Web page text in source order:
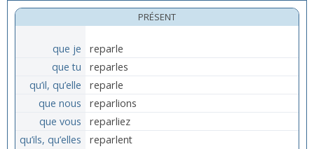
PRÉSENT
que je
reparle
que tu
reparles
qu’il, qu’elle
reparle
que nous
reparlions
que vous
reparliez
qu’ils, qu’elles
reparlent